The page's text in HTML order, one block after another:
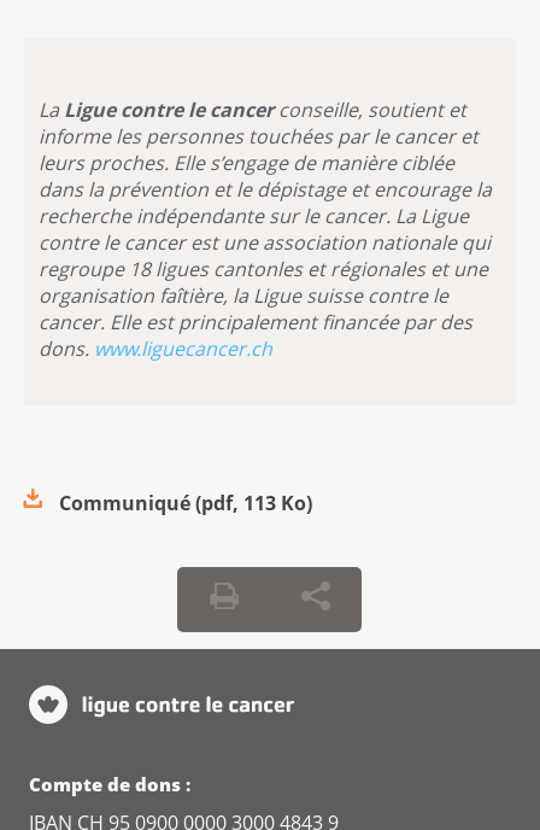
La Ligue contre le cancerconseille, soutient et
informe les personnes touchées par le cancer et
leurs proches. Elle s’engage de manière ciblée
dans la prévention et le dépistage et encourage la
recherche indépendante sur le cancer. La Ligue
contre le cancer est une association nationale qui
regroupe 18 ligues cantonles et régionales et une
organisation faîtière, la Ligue suisse contre le
cancer. Elle est principalement financée par des
dons. www.liguecancer.ch
Communiqué(pdf, 113 Ko)
Compte de dons :
IBAN CH 95 0900 0000 3000 4843 9